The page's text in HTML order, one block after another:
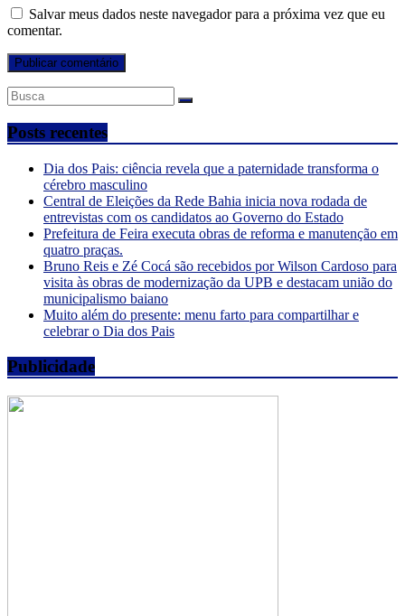
Salvar meus dados neste navegador para a próxima vez que eu
comentar.
Posts recentes
Dia dos Pais: ciência revela que a paternidade transforma o
cérebro masculino
Central de Eleições da Rede Bahia inicia nova rodada de
entrevistas com os candidatos ao Governo do Estado
Prefeitura de Feira executa obras de reforma e manutenção em
quatro praças.
Bruno Reis e Zé Cocá são recebidos por Wilson Cardoso para
visita às obras de modernização da UPB e destacam união do
municipalismo baiano
Muito além do presente: menu farto para compartilhar e
celebrar o Dia dos Pais
Publicidade